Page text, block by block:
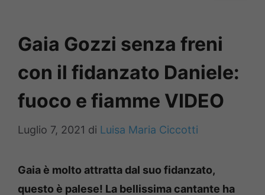
Gaia Gozzi senza freni
con il fidanzato Daniele:
fuoco e fiamme VIDEO
Luglio 7, 2021 di Luisa Maria Ciccotti
Gaia è molto attratta dal suo fidanzato,
questo è palese! La bellissima cantante ha